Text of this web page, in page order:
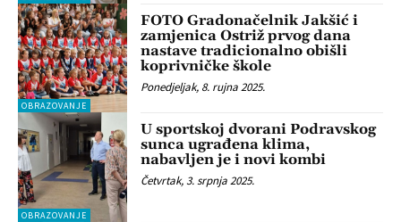
OBRAZOVANJE
FOTO Gradonačelnik Jakšić i
zamjenica Ostriž prvog dana
nastave tradicionalno obišli
koprivničke škole
Ponedjeljak, 8. rujna 2025.
OBRAZOVANJE
U sportskoj dvorani Podravskog
sunca ugrađena klima,
nabavljen je i novi kombi
Četvrtak, 3. srpnja 2025.